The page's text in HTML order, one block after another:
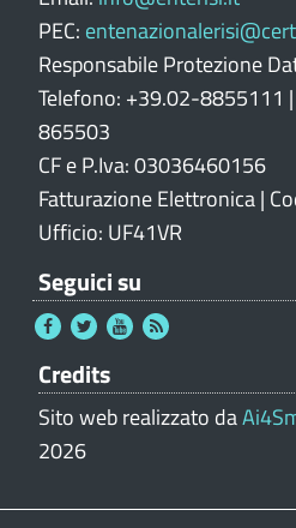
PEC:
Responsabile Protezione
Telefono: +39.02-8855111
865503
CF e P.Iva: 03036460156
Fatturazione Elettronica |
Ufficio: UF41VR
Seguici su
Credits
Sito web realizzato da
2026